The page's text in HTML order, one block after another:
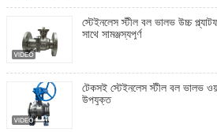
স্টেইনলেস স্টীল বল ভালভ উচ্চ
সাথে সামঞ্জস্যপূর্ণ
টেকসই স্টেইনলেস স্টীল বল ভালভ
উপযুক্ত